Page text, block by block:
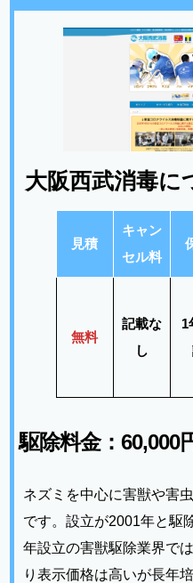
大阪西武消毒に
見積
キャン
セル料
無料
記載な
し
1
駆除料金：60,000
ネズミを中心に害獣や害
です。設立が2001年と駆
年設立の害獣駆除業界で
り表示価格は高いが長年